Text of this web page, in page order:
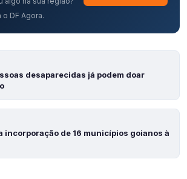
o DF Agora.
desaparecidas já podem doar
incorporação de 16 municípios goianos à